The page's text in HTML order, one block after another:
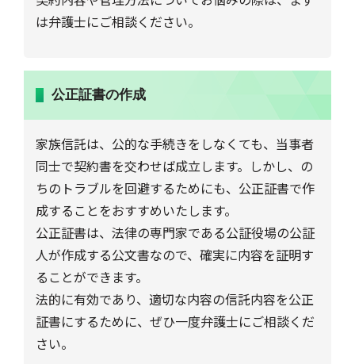
は弁護士にご相談ください。
公正証書の作成
家族信託は、公的な手続きをしなくても、当事者
同士で契約書を交わせば成立します。しかし、の
ちのトラブルを回避するためにも、公正証書で作
成することをおすすめいたします。
公正証書は、法律の専門家である公証役場の公証
人が作成する公文書なので、確実に内容を証明す
ることができます。
法的に有効であり、適切な内容の信託内容を公正
証書にするために、ぜひ一度弁護士にご相談くだ
さい。